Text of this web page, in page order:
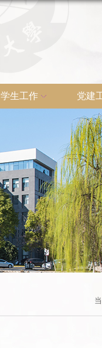
学生工作 党建